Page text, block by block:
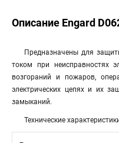
Описание Engard
Предназначены для
током при неисправностях
возгораний и пожаров,
электрических цепях и их
замыканий.
Технические